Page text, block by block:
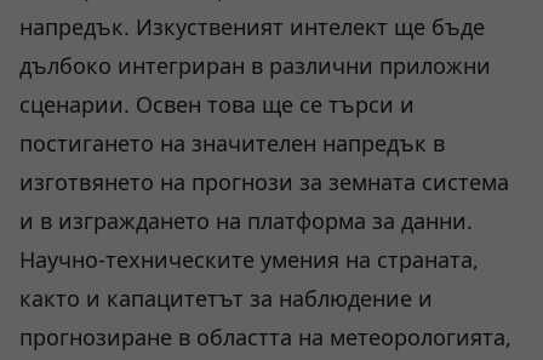
напредък. Изкуственият интелект ще бъде
дълбоко интегриран в различни приложни
сценарии. Освен това ще се търси и
постигането на значителен напредък в
изготвянето на прогнози за земната система
и в изграждането на платформа за данни.
Научно-техническите умения на страната,
както и капацитетът за наблюдение и
прогнозиране в областта на метеорологията,